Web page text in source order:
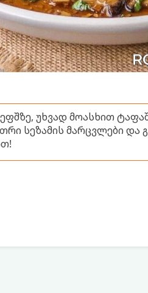
უხვად მოასხით
სეზამის მარცვლები და